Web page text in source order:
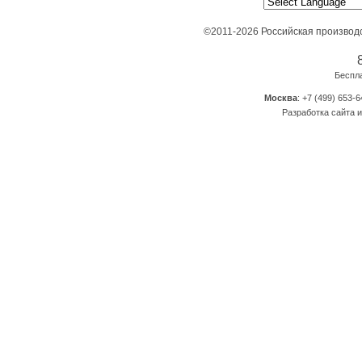
©2011-2026 Российская
Москва: +7 (499) 653-
Разработка сайта